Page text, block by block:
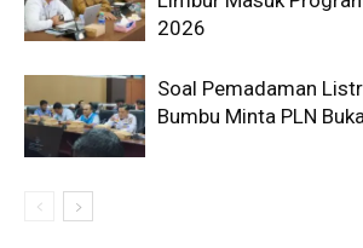
2026
Soal Pemadaman
Bumbu Minta PLN